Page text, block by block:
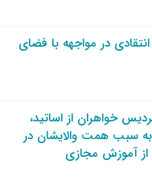
در مواجهه با فضای
خواهران از اساتید،
به سبب همت والایشان در
از آموزش مجازی